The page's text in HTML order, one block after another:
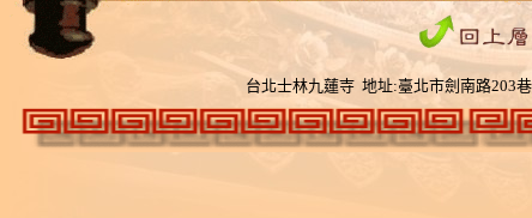
台北士林九蓮寺 地址:臺北市劍南路203巷